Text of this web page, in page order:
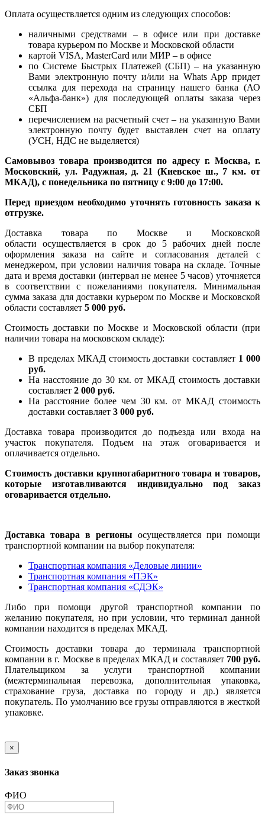
Оплата осуществляется одним из следующих способов:
наличными средствами – в офисе или при доставке
товара курьером по Москве и Московской области
картой VISA, MasterCard или МИР – в офисе
по Системе Быстрых Платежей (СБП) – на указанную
Вами электронную почту и/или на Whats App придет
ссылка для перехода на страницу нашего банка (АО
«Альфа-банк») для последующей оплаты заказа через
СБП
перечислением на расчетный счет – на указанную Вами
электронную почту будет выставлен счет на оплату
(УСН, НДС не выделяется)
Самовывоз товара производится по адресу г. Москва, г.
Московский, ул. Радужная, д. 21 (Киевское ш., 7 км. от
МКАД), с понедельника по пятницу с 9:00 до 17:00.
Перед приездом необходимо уточнять готовность заказа к
отгрузке.
Доставка товара по Москве и Московской
области осуществляется в срок до 5 рабочих дней после
оформления заказа на сайте и согласования деталей с
менеджером, при условии наличия товара на складе. Точные
дата и время доставки (интервал не менее 5 часов) уточняется
в соответствии с пожеланиями покупателя. Минимальная
сумма заказа для доставки курьером по Москве и Московской
области составляет 5 000 руб.
Стоимость доставки по Москве и Московской области (при
наличии товара на московском складе):
В пределах МКАД стоимость доставки составляет 1 000
руб.
На насcтояние до 30 км. от МКАД стоимость доставки
составляет 2 000 руб.
На расстояние более чем 30 км. от МКАД стоимость
доставки составляет 3 000 руб.
Доставка товара производится до подъезда или входа на
участок покупателя. Подъем на этаж оговаривается и
оплачивается отдельно.
Стоимость доставки крупногабаритного товара и товаров,
которые изготавливаются индивидуально под заказ
оговаривается отдельно.
Доставка товара в регионы осуществляется при помощи
транспортной компании на выбор покупателя:
Транспортная компания «Деловые линии»
Транспортная компания «ПЭК»
Транспортная компания «СДЭК»
Либо при помощи другой транспортной компании по
желанию покупателя, но при условии, что терминал данной
компании находится в пределах МКАД.
Стоимость доставки товара до терминала транспортной
компании в г. Москве в пределах МКАД и составляет 700 руб.
Плательщиком за услуги транспортной компании
(межтерминальная перевозка, дополнительная упаковка,
страхование груза, доставка по городу и др.) является
покупатель. По умолчанию все грузы отправляются в жесткой
упаковке.
×
Заказ звонка
ФИО